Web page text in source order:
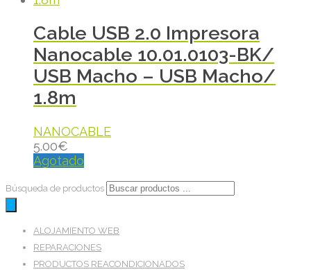
Cable USB 2.0 Impresora
Nanocable 10.01.0103-BK/
USB Macho – USB Macho/
1.8m
NANOCABLE
5.00€
Agotado
Búsqueda de productos
ALOJAMIENTO WEB
REPARACIONES
PRODUCTOS REACONDICIONADOS